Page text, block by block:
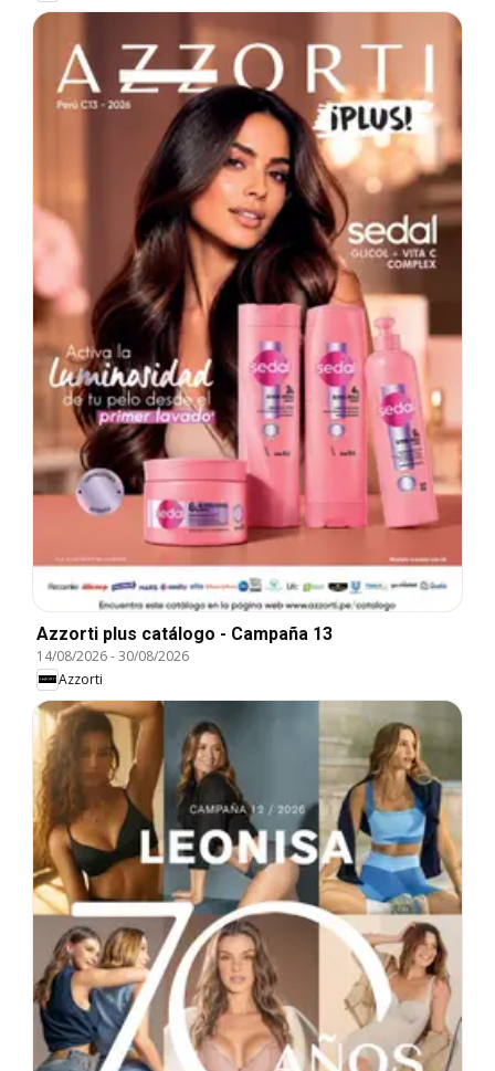
Azzorti plus catálogo - Campaña 13
14/08/2026-30/08/2026
Azzorti